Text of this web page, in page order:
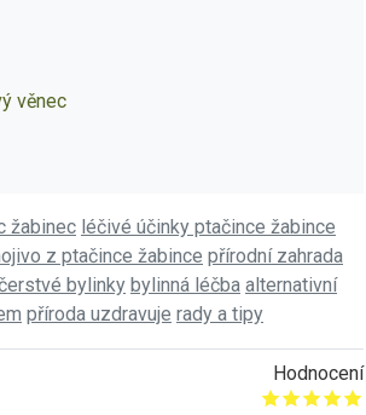
věnec
žabinec léčivé účinky ptačince žabince
z ptačince žabince přírodní zahrada
bylinky bylinná léčba alternativní
příroda uzdravuje rady a tipy
Hodnocení
Give it 1/5
Give it 2/5
Give it 3/5
Give it 4/5
Give it 5/5